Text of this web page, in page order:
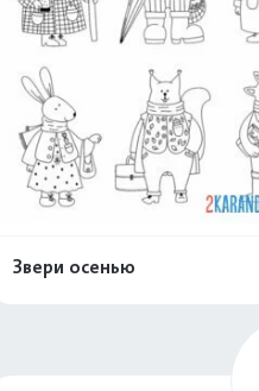
Звери осенью